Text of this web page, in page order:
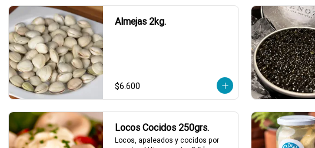
Almejas 2kg.
$6.600
Locos Cocidos 250grs.
Locos, apaleados y cocidos por